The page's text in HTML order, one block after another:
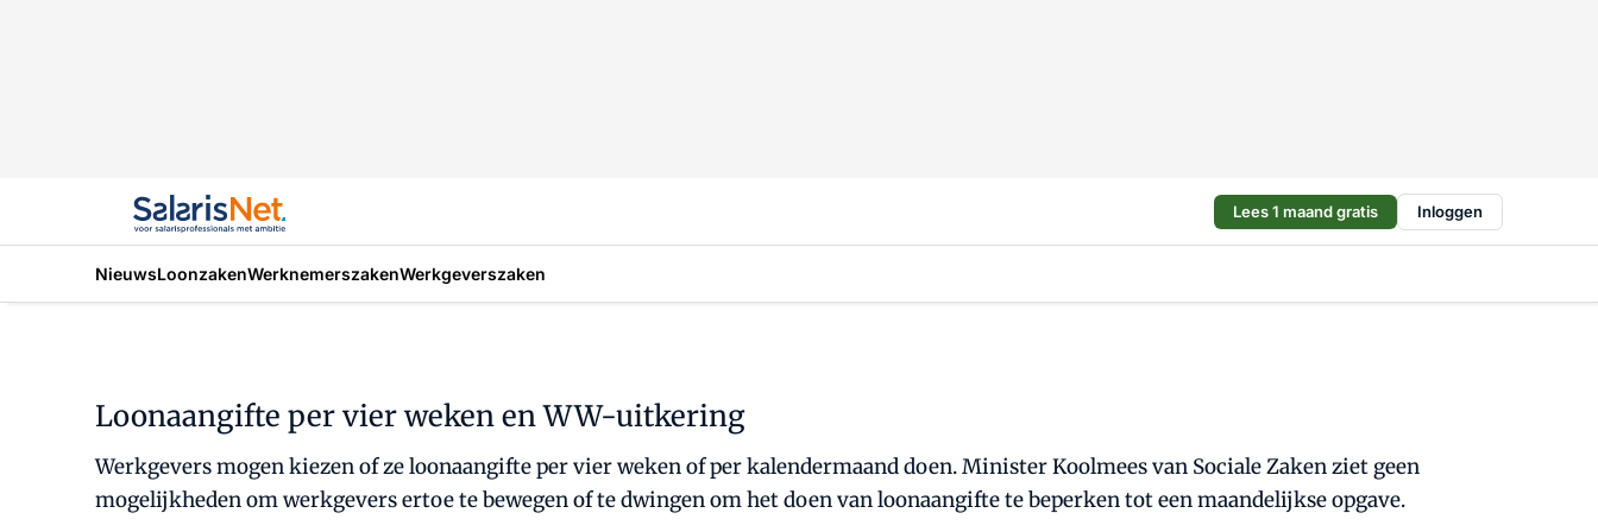
Lees 1 maand gratis Inloggen
NieuwsLoonzakenWerknemerszakenWerkgeverszaken
Loonaangifte per vier weken en WW-uitkering
Werkgevers mogen kiezen of ze loonaangifte per vier weken of per kalendermaand doen. Minister Koolmees van Sociale Zaken ziet geen
mogelijkheden om werkgevers ertoe te bewegen of te dwingen om het doen van loonaangifte te beperken tot een maandelijkse opgave.